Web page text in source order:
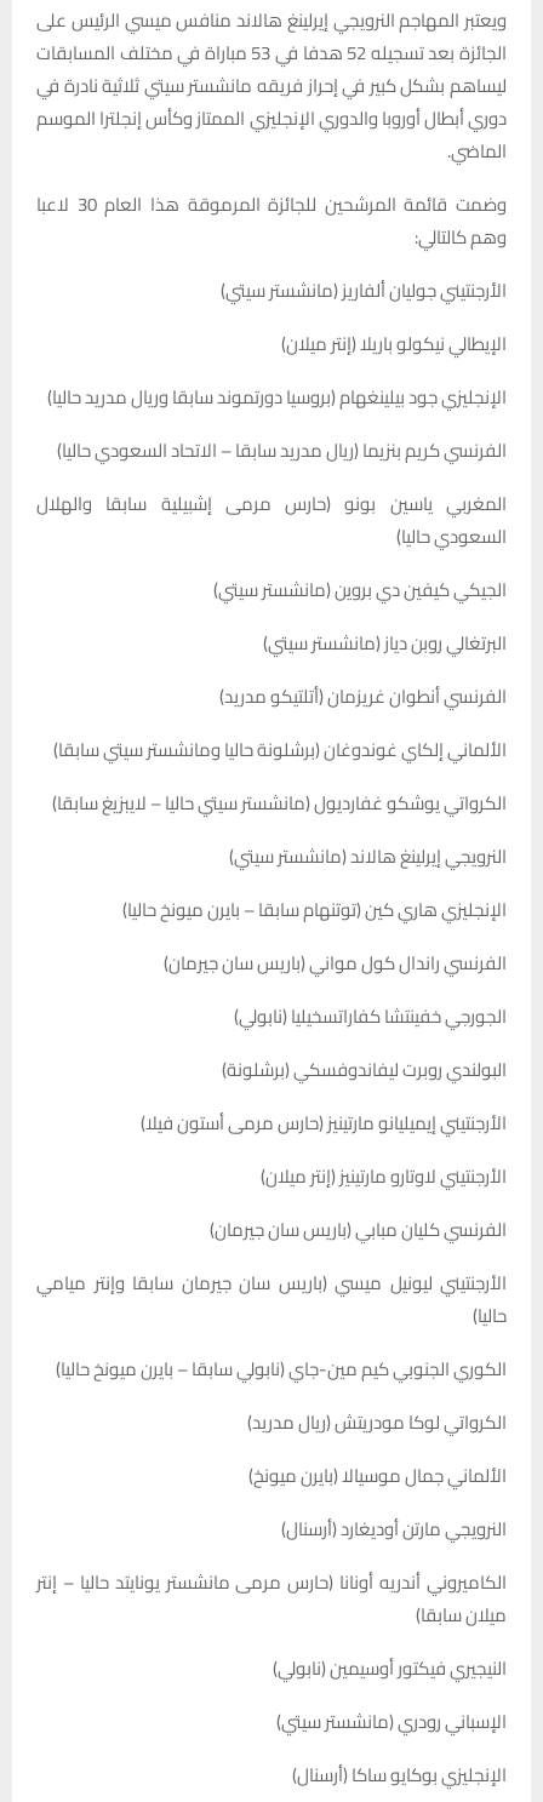
ويعتبر المهاجم النرويجي إيرلينغ هالاند منافس ميسي الرئيس على
الجائزة بعد تسجيله 52 هدفا في 53 مباراة في مختلف المسابقات
ليساهم بشكل كبير في إحراز فريقه مانشستر سيتي ثلاثية نادرة في
دوري أبطال أوروبا والدوري الإنجليزي الممتاز وكأس إنجلترا الموسم
الماضي.
وضمت قائمة المرشحين للجائزة المرموقة هذا العام 30 لاعبا
وهم كالتالي:
الأرجنتيني جوليان ألفاريز (مانشستر سيتي)
الإيطالي نيكولو باريلا (إنتر ميلان)
الإنجليزي جود بيلينغهام (بروسيا دورتموند سابقا وريال مدريد حاليا)
الفرنسي كريم بنزيما (ريال مدريد سابقا – الاتحاد السعودي حاليا)
المغربي ياسين بونو (حارس مرمى إشبيلية سابقا والهلال
السعودي حاليا)
الجيكي كيفين دي بروين (مانشستر سيتي)
البرتغالي روبن دياز (مانشستر سيتي)
الفرنسي أنطوان غريزمان (أتلتيكو مدريد)
الألماني إلكاي غوندوغان (برشلونة حاليا ومانشستر سيتي سابقا)
الكرواتي يوشكو غفارديول (مانشستر سيتي حاليا – لايبزيغ سابقا)
النرويجي إيرلينغ هالاند (مانشستر سيتي)
الإنجليزي هاري كين (توتنهام سابقا – بايرن ميونخ حاليا)
الفرنسي راندال كول مواني (باريس سان جيرمان)
الجورجي خفينتشا كفاراتسخيليا (نابولي)
البولندي روبرت ليفاندوفسكي (برشلونة)
الأرجنتيني إيميليانو مارتينيز (حارس مرمى أستون فيلا)
الأرجنتيني لاوتارو مارتينيز (إنتر ميلان)
الفرنسي كليان مبابي (باريس سان جيرمان)
الأرجنتيني ليونيل ميسي (باريس سان جيرمان سابقا وإنتر ميامي
حاليا)
الكوري الجنوبي كيم مين-جاي (نابولي سابقا – بايرن ميونخ حاليا)
الكرواتي لوكا مودريتش (ريال مدريد)
الألماني جمال موسيالا (بايرن ميونخ)
النرويجي مارتن أوديغارد (أرسنال)
الكاميروني أندريه أونانا (حارس مرمى مانشستر يونايتد حاليا – إنتر
ميلان سابقا)
النيجيري فيكتور أوسيمين (نابولي)
الإسباني رودري (مانشستر سيتي)
الإنجليزي بوكايو ساكا (أرسنال)